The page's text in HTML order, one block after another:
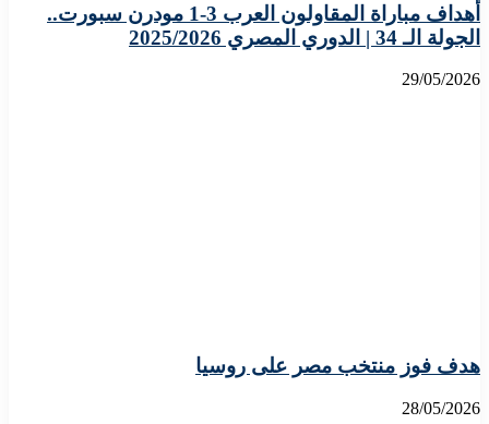
أهداف مباراة المقاولون العرب 3-1 مودرن سبورت..
الجولة الـ 34 | الدوري المصري 2025/2026
29/05/2026
هدف فوز منتخب مصر على روسيا
28/05/2026